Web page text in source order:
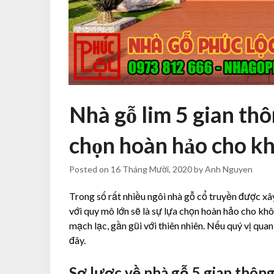
Nhà gỗ lim 5 gian
chọn hoàn hảo cho
Posted on 16 Tháng Mười, 2020byAnh Nguyen
Trong số rất nhiều ngôi nhà gỗ cổ truyền được
với quy mô lớn sẽ là sự lựa chọn hoàn hảo cho
mạch lạc, gần gũi với thiên nhiên. Nếu quý vị
đây.